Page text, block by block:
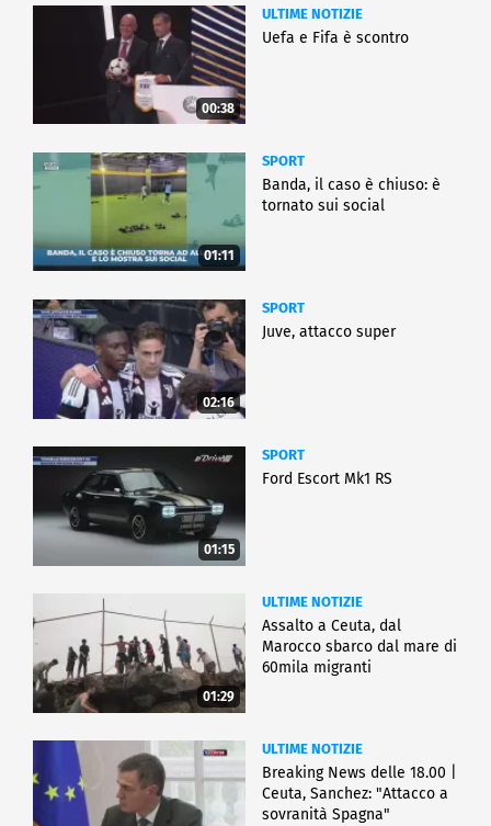
00:38
ULTIME NOTIZIE
Uefa e Fifa è scontro
01:11
SPORT
Banda, il caso è chiuso: è
tornato sui social
02:16
SPORT
Juve, attacco super
01:15
SPORT
Ford Escort Mk1 RS
01:29
ULTIME NOTIZIE
Assalto a Ceuta, dal
Marocco sbarco dal mare di
60mila migranti
ULTIME NOTIZIE
Breaking News delle 18.00 |
Ceuta, Sanchez: "Attacco a
sovranità Spagna"